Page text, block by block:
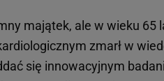
majątek, ale w wieku 65
zmarł w
się innowacyjnym